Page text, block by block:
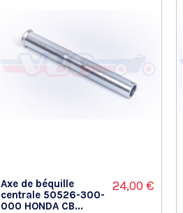
Axe de béquille
centrale 50526-300-
000 HONDA CB...
24,00 €